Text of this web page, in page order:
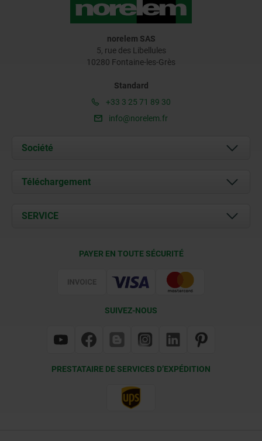
norelem SAS
5, rue des Libellules
10280 Fontaine-les-Grès
Standard
+33 3 25 71 89 30
info@norelem.fr
Société
À propos de nous
Contact
Téléchargement
Documents
SERVICE
PAYER EN TOUTE SÉCURITÉ
SUIVEZ-NOUS
PRESTATAIRE DE SERVICES D’EXPÉDITION